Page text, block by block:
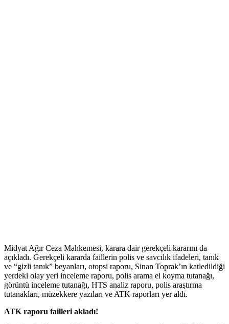
Midyat Ağır Ceza Mahkemesi, karara dair gerekçeli kararını da
açıkladı. Gerekçeli kararda faillerin polis ve savcılık ifadeleri, tanık
ve “gizli tanık” beyanları, otopsi raporu, Sinan Toprak’ın katledildiği
yerdeki olay yeri inceleme raporu, polis arama el koyma tutanağı,
görüntü inceleme tutanağı, HTS analiz raporu, polis araştırma
tutanakları, müzekkere yazıları ve ATK raporları yer aldı.
ATK raporu failleri akladı!